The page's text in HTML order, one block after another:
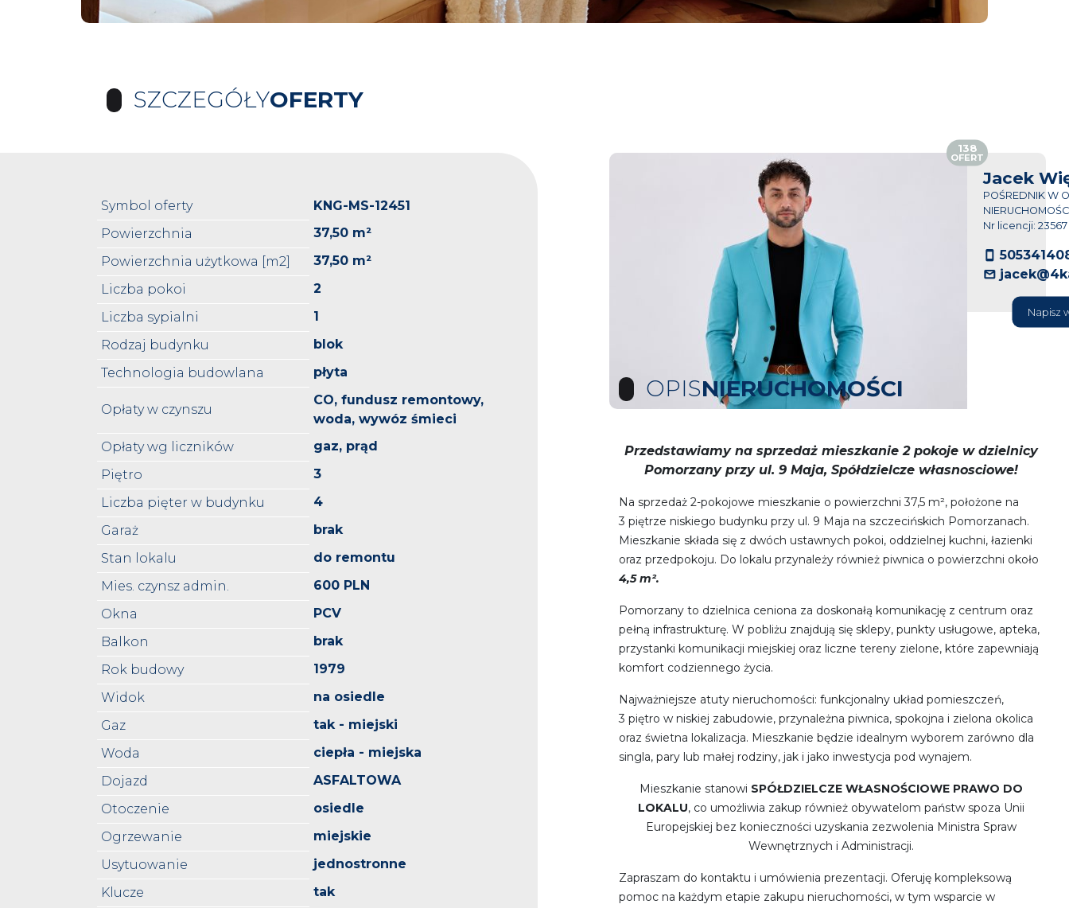
SZCZEGÓŁYOFERTY
Symbol oferty
KNG-MS-12451
Powierzchnia
37,50 m²
Powierzchnia użytkowa [m2]
37,50 m²
Liczba pokoi
2
Liczba sypialni
1
Rodzaj budynku
blok
Technologia budowlana
płyta
Opłaty w czynszu
CO, fundusz remontowy,
woda, wywóz śmieci
Opłaty wg liczników
gaz, prąd
Piętro
3
Liczba pięter w budynku
4
Garaż
brak
Stan lokalu
do remontu
Mies. czynsz admin.
600 PLN
Okna
PCV
Balkon
brak
Rok budowy
1979
Widok
na osiedle
Gaz
tak - miejski
Woda
ciepła - miejska
Dojazd
ASFALTOWA
Otoczenie
osiedle
Ogrzewanie
miejskie
Usytuowanie
jednostronne
Klucze
tak
Jacek
POŚREDNIK W
Nr licencji: 23567
Napisz
138
OFERT
OPISNIERUCHOMOŚCI
Przedstawiamy na sprzedaż mieszkanie 2 pokoje w dzielnicy
Pomorzany przy ul. 9 Maja, Spółdzielcze własnosciowe!
Na sprzedaż 2-pokojowe mieszkanie o powierzchni 37,5 m², położone na
3 piętrze niskiego budynku przy ul. 9 Maja na szczecińskich Pomorzanach.
Mieszkanie składa się z dwóch ustawnych pokoi, oddzielnej kuchni, łazienki
oraz przedpokoju. Do lokalu przynależy również piwnica o powierzchni około
4,5 m².
Pomorzany to dzielnica ceniona za doskonałą komunikację z centrum oraz
pełną infrastrukturę. W pobliżu znajdują się sklepy, punkty usługowe, apteka,
przystanki komunikacji miejskiej oraz liczne tereny zielone, które zapewniają
komfort codziennego życia.
Najważniejsze atuty nieruchomości: funkcjonalny układ pomieszczeń,
3 piętro w niskiej zabudowie, przynależna piwnica, spokojna i zielona okolica
oraz świetna lokalizacja. Mieszkanie będzie idealnym wyborem zarówno dla
singla, pary lub małej rodziny, jak i jako inwestycja pod wynajem.
Mieszkanie stanowi SPÓŁDZIELCZE WŁASNOŚCIOWE PRAWO DO
LOKALU, co umożliwia zakup również obywatelom państw spoza Unii
Europejskiej bez konieczności uzyskania zezwolenia Ministra Spraw
Wewnętrznych i Administracji.
Zapraszam do kontaktu i umówienia prezentacji. Oferuję kompleksową
pomoc na każdym etapie zakupu nieruchomości, w tym wsparcie w